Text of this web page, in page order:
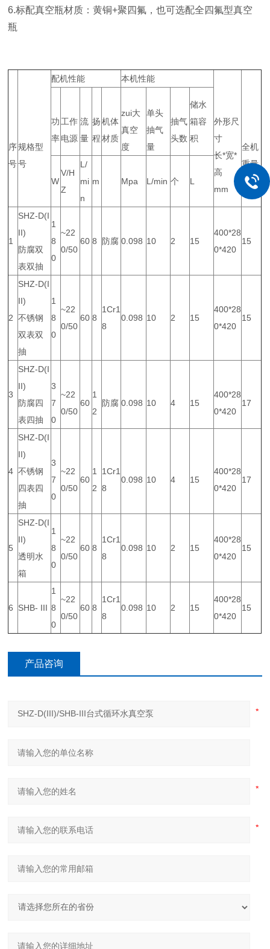
6.标配真空瓶材质：黄铜+聚四氟，也可选配全四氟型真空
瓶
序
号
规格型
号
配机性能 本机性能
外形尺
寸
长*宽*
高
mm
全机
重量
kg
功
率
工作
电源
流
量
扬
程
机体
材质
zui大
真空
度
单头
抽气
量
抽气
头数
储水
箱容
积
W
V/H
Z
L/
mi
n
m Mpa L/min 个 L
1
SHZ-D(I
II)
防腐双
表双抽
1
8
0
~22
0/50
60 8 防腐 0.098 10 2 15
400*28
0*420
15
2
SHZ-D(I
II)
不锈钢
双表双
抽
1
8
0
~22
0/50
60 8
1Cr1
8
0.098 10 2 15
400*28
0*420
15
3
SHZ-D(I
II)
防腐四
表四抽
3
7
0
~22
0/50
60
1
2
防腐 0.098 10 4 15
400*28
0*420
17
4
SHZ-D(I
II)
不锈钢
四表四
抽
3
7
0
~22
0/50
60
1
2
1Cr1
8
0.098 10 4 15
400*28
0*420
17
5
SHZ-D(I
II)
透明水
箱
1
8
0
~22
0/50
60 8
1Cr1
8
0.098 10 2 15
400*28
0*420
15
6 SHB- III
1
8
0
~22
0/50
60 8
1Cr1
8
0.098 10 2 15
400*28
0*420
15
产品咨询